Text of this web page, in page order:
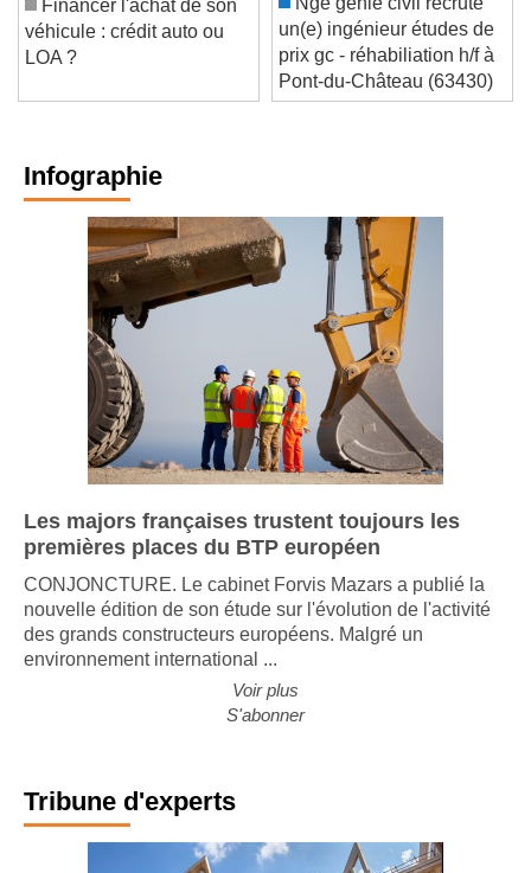
Financer l'achat de son
véhicule : crédit auto ou
Nge genie civil recrute
un(e) ingénieur études de
prix gc - réhabiliation h/f à
Pont-du-Château (63430)
Infographie
Les majors françaises trustent toujours les
premières places du BTP européen
CONJONCTURE. Le cabinet Forvis Mazars a publié la
nouvelle édition de son étude sur l'évolution de l'activité
des grands constructeurs européens. Malgré un
Voir plus
Tribune d'experts